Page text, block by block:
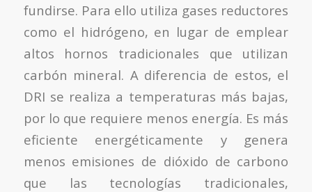
fundirse. Para ello utiliza gases reductores
como el hidrógeno, en lugar de emplear
altos hornos tradicionales que utilizan
carbón mineral. A diferencia de estos, el
DRI se realiza a temperaturas más bajas,
por lo que requiere menos energía. Es más
eficiente energéticamente y genera
menos emisiones de dióxido de carbono
que las tecnologías tradicionales,